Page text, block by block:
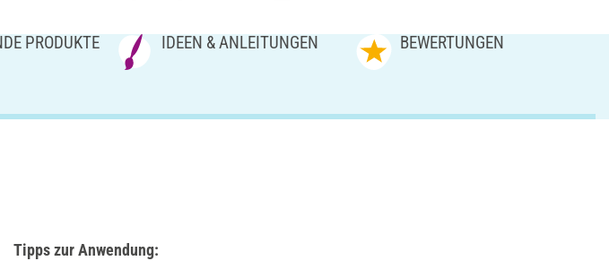
PRODUKTE IDEEN & ANLEITUNGEN BEWERTUNGEN
Tipps zur Anwendung: